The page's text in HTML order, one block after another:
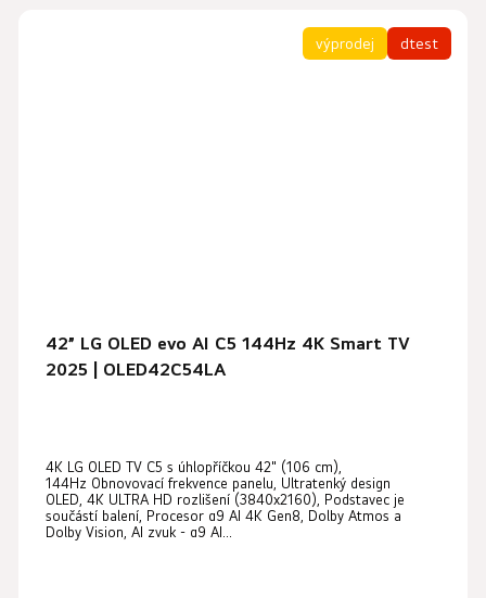
výprodej dtest
42” LG OLED evo AI C5 144Hz 4K Smart TV
2025 | OLED42C54LA
hodnocení
produktu
je
4K LG OLED TV C5 s úhlopříčkou 42" (106 cm),
144Hz Obnovovací frekvence panelu, Ultratenký design
OLED, 4K ULTRA HD rozlišení (3840x2160), Podstavec je
součástí balení, Procesor α9 AI 4K Gen8, Dolby Atmos a
Dolby Vision, AI zvuk - α9 AI...